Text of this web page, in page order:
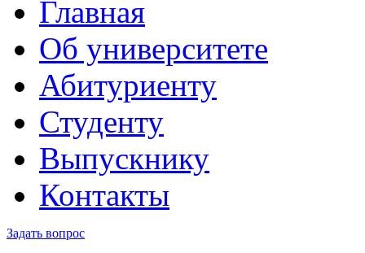
Главная
Об университете
Абитуриенту
Студенту
Выпускнику
Контакты
Задать вопрос